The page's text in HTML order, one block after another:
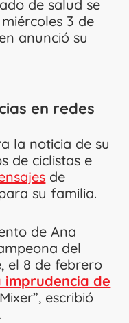
de salud se
3 de
anunció su
en redes
la noticia de su
de ciclistas e
de
su familia.
de Ana
del
el 8 de febrero
imprudencia de
escribió